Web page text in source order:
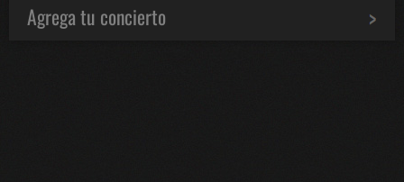
Agrega tu concierto